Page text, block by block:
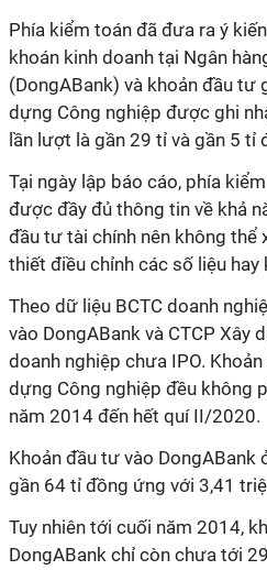
Phía kiểm toán đã đưa ra ý
khoán kinh doanh tại Ngân
(DongABank) và khoản đầu tư
dựng Công nghiệp được ghi
lần lượt là gần 29 tỉ và gần 5 tỉ
Tại ngày lập báo cáo, phía
được đầy đủ thông tin về khả
đầu tư tài chính nên không thể
thiết điều chỉnh các số liệu hay
Theo dữ liệu BCTC doanh
vào DongABank và CTCP Xây
doanh nghiệp chưa IPO.
dựng Công nghiệp đều không
năm 2014 đến hết quí II/2020.
Khoản đầu tư vào DongABank
gần 64 tỉ đồng ứng với 3,41
Tuy nhiên tới cuối năm 2014,
DongABank chỉ còn chưa tới